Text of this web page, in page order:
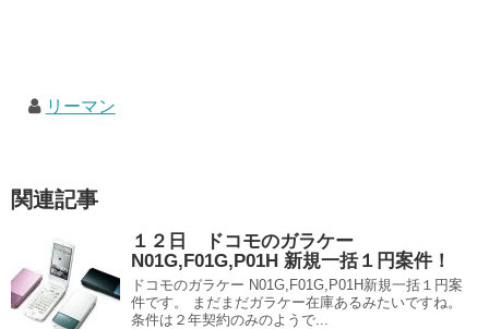
リーマン
関連記事
１２日 ドコモのガラケー
N01G,F01G,P01H 新規一括１円案件！
ドコモのガラケー N01G,F01G,P01H新規一括１円案
件です。 まだまだガラケー在庫あるみたいですね。
条件は２年契約のみのようで...